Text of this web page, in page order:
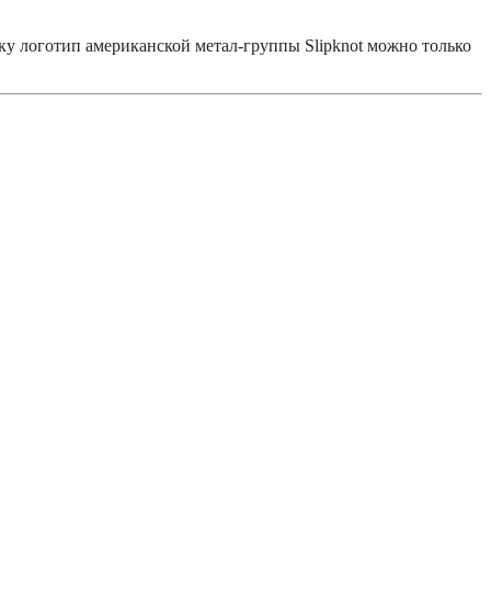
логотип американской метал-группы Slipknot можно только